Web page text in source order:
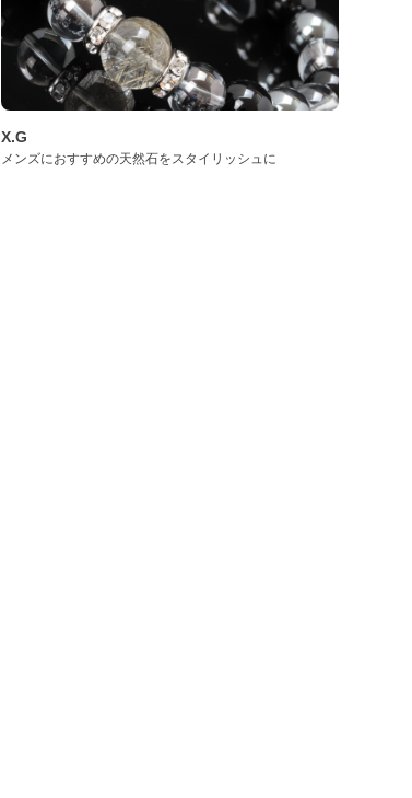
X.G
メンズにおすすめの天然石をスタイリッシュに